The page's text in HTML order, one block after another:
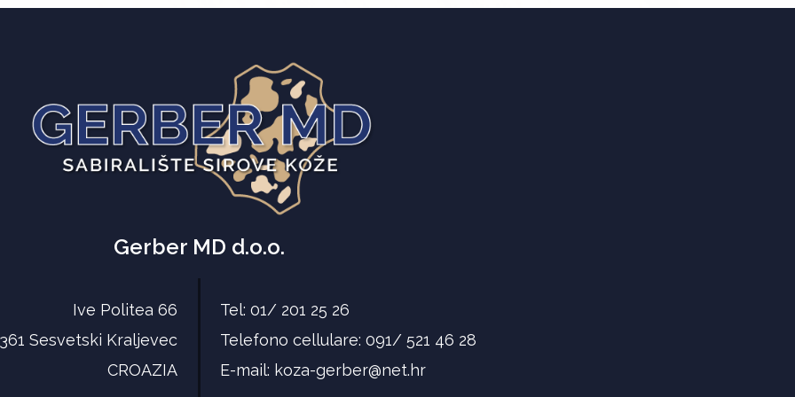
Gerber MD d.o.o.
Ive Politea 66
Sesvetski Kraljevec
CROAZIA
Tel: 01/ 201 25 26
Telefono cellulare: 091/ 521 46 28
E-mail: koza-gerber@net.hr